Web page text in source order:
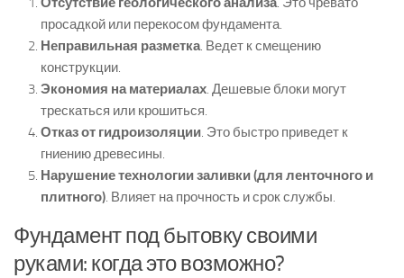
просадкой или перекосом фундамента.
Неправильная разметка. Ведет к смещению
конструкции.
Экономия на материалах. Дешевые блоки могут
трескаться или крошиться.
Отказ от гидроизоляции. Это быстро приведет к
гниению древесины.
Нарушение технологии заливки (для ленточного и
плитного). Влияет на прочность и срок службы.
Фундамент под бытовку своими
руками: когда это возможно?